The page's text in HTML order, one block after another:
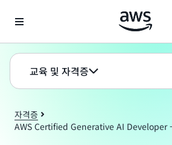
교육 및 자격증
자격증
AWS Certified Generative AI Developer